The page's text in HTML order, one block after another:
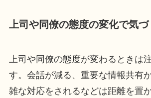
上司や同僚の態度の変化で気づ
上司や同僚の態度が変わるときは
す。会話が減る、重要な情報共有
雑な対応をされるなどは距離を置